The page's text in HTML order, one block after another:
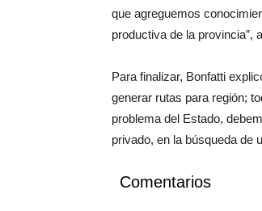
que agreguemos
productiva de la provincia”,
Para finalizar, Bonfatti
generar rutas para región;
problema del Estado,
privado, en la búsqueda de
Comentarios